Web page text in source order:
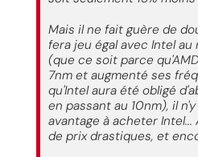
Mais il ne fait guère de
fera jeu égal avec Intel
(que ce soit parce
7nm et augmenté ses
qu'Intel aura été obligé
en passant au 10nm), il
avantage à acheter
de prix drastiques, et